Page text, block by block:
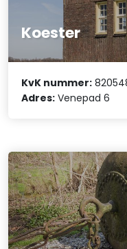
Koester
KvK nummer:
Adres: Venepad 6